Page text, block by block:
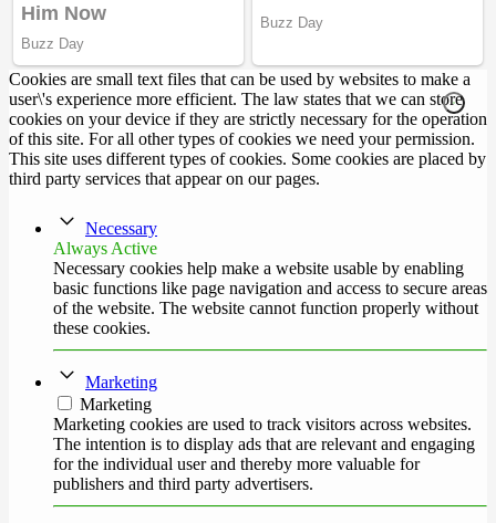
Cookies are small text files that can be used by websites to make a
user\'s experience more efficient. The law states that we can store
cookies on your device if they are strictly necessary for the operation
of this site. For all other types of cookies we need your permission.
This site uses different types of cookies. Some cookies are placed by
third party services that appear on our pages.
Necessary
Always Active
Necessary cookies help make a website usable by enabling
basic functions like page navigation and access to secure areas
of the website. The website cannot function properly without
these cookies.
Marketing
Marketing
Marketing cookies are used to track visitors across websites.
The intention is to display ads that are relevant and engaging
for the individual user and thereby more valuable for
publishers and third party advertisers.